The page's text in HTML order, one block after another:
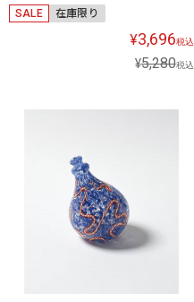
SALE 在庫限り
¥3,696税込
¥5,280税込